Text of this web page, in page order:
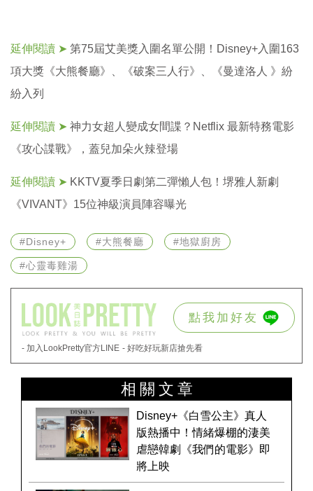
歡
迎
投
聲
版
提
延伸閱讀 ➤ 第75屆艾美獎入圍名單公開！Disney+入圍163
項大獎《大熊餐廳》、《破案三人行》、《曼達洛人 》紛
紛入列
延伸閱讀 ➤ 神力女超人變成女間諜？Netflix 最新特務電影
《攻心諜戰》，蓋兒加朵火辣登場
延伸閱讀 ➤ KKTV夏季日劇第二彈懶人包！堺雅人新劇
《VIVANT》15位神級演員陣容曝光
#Disney+ #大熊餐廳 #地獄廚房
#心靈毒雞湯
- 加入LookPretty官方LINE - 好吃好玩新店搶先看
點我加好友
相關文章
Disney+《白雪公主》真人
版熱播中！情緒爆棚的淒美
虐戀韓劇《我們的電影》即
將上映